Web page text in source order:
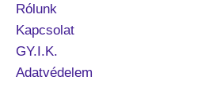
Rólunk
Kapcsolat
GY.I.K.
Adatvédelem